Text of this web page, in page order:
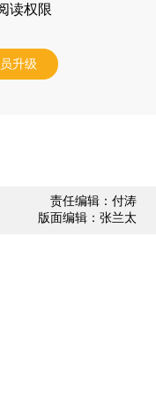
读权限
升级
责任编辑：付涛
版面编辑：张兰太